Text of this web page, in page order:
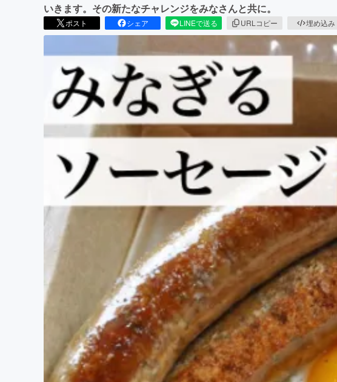
いきます。その新たなチャレンジをみなさんと共に。
ポスト シェア LINEで送る URLコピー 埋め込み